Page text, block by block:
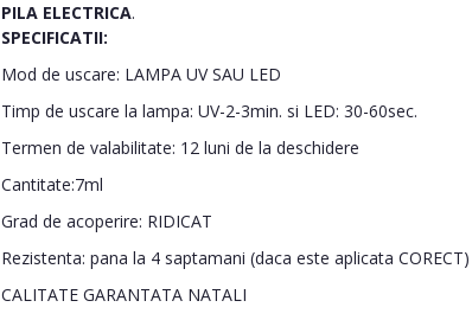
PILA ELECTRICA.
SPECIFICATII:
Mod de uscare: LAMPA UV SAU LED
Timp de uscare la lampa: UV-2-3min. si LED: 30-60sec.
Termen de valabilitate: 12 luni de la deschidere
Cantitate:7ml
Grad de acoperire: RIDICAT
Rezistenta: pana la 4 saptamani (daca este aplicata CORECT)
CALITATE GARANTATA NATALI